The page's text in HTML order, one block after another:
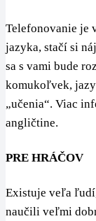
Telefonovanie je
jazyka, stačí si
sa s vami bude
komukoľvek,
„učenia“. Viac
angličtine.
PRE HRÁČOV
Existuje veľa
naučili veľmi